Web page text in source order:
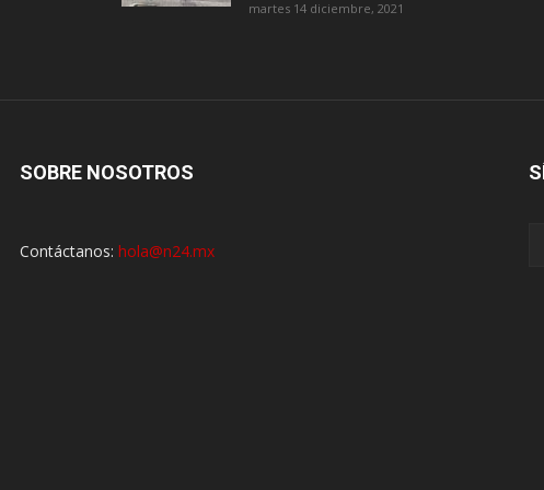
martes 14 diciembre, 2021
SOBRE NOSOTROS
Contáctanos: hola@n24.mx